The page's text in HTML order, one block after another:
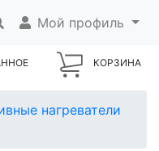
Мой профиль
КОРЗИНА
нагреватели